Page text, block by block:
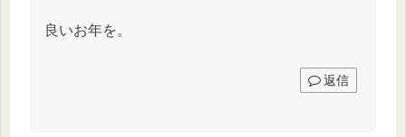
良いお年を。
返信